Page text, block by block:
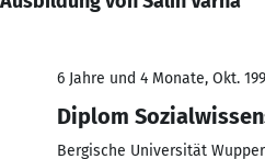
6 Jahre und 4 Monate, Okt.
Diplom
Bergische Universität